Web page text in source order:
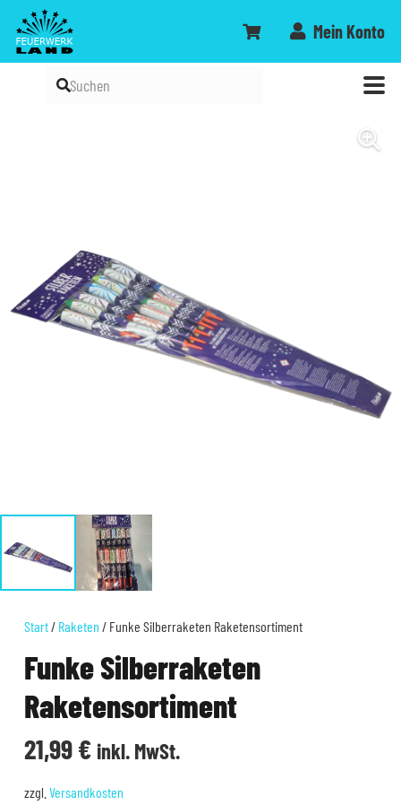
Mein Konto
Start / Raketen / Funke Silberraketen Raketensortiment
Funke Silberraketen
Raketensortiment
21,99€ inkl. MwSt.
zzgl. Versandkosten